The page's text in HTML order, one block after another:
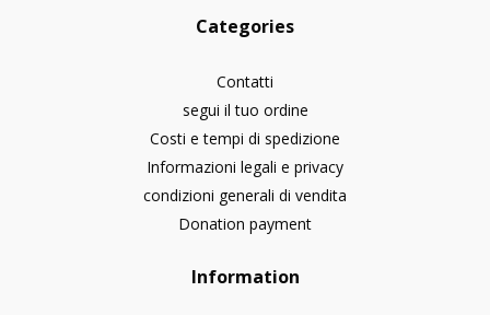
Categories
Contatti
segui il tuo ordine
Costi e tempi di spedizione
Informazioni legali e privacy
condizioni generali di vendita
Donation payment
Information